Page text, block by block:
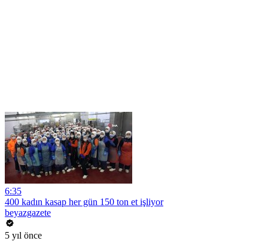
6:35
400 kadın kasap her gün 150 ton et işliyor
beyazgazete
5 yıl önce